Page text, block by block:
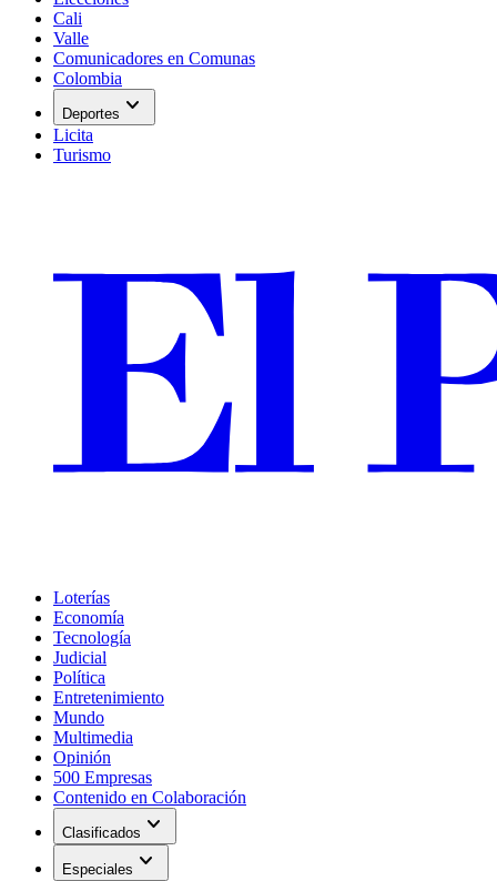
Cali
Valle
Comunicadores en Comunas
Colombia
Deportes expand_more
Licita
Turismo
Loterías
Economía
Tecnología
Judicial
Política
Entretenimiento
Mundo
Multimedia
Opinión
500 Empresas
Contenido en Colaboración
Clasificados expand_more
Especiales expand_more